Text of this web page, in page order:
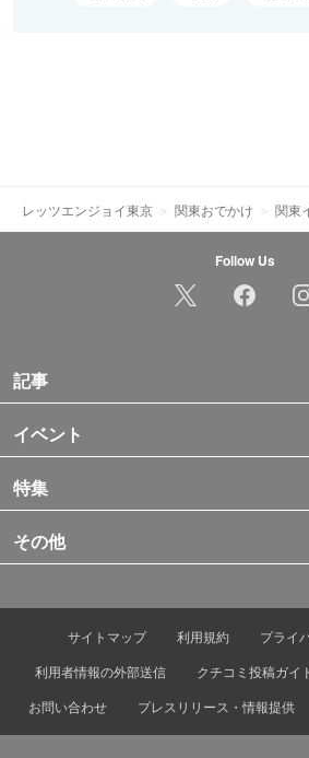
レッツエンジョイ東京 関東おでかけ 関東
Follow Us
記事
イベント
特集
その他
サイトマップ 利用規約
プライ
利用者情報の外部送信
クチコミ投稿ガイ
お問い合わせ
プレスリリース・情報提供